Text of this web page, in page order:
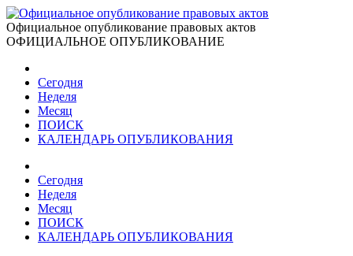
Официальное опубликование правовых актов
ОФИЦИАЛЬНОЕ ОПУБЛИКОВАНИЕ
Сегодня
Неделя
Месяц
ПОИСК
КАЛЕНДАРЬ ОПУБЛИКОВАНИЯ
Сегодня
Неделя
Месяц
ПОИСК
КАЛЕНДАРЬ ОПУБЛИКОВАНИЯ